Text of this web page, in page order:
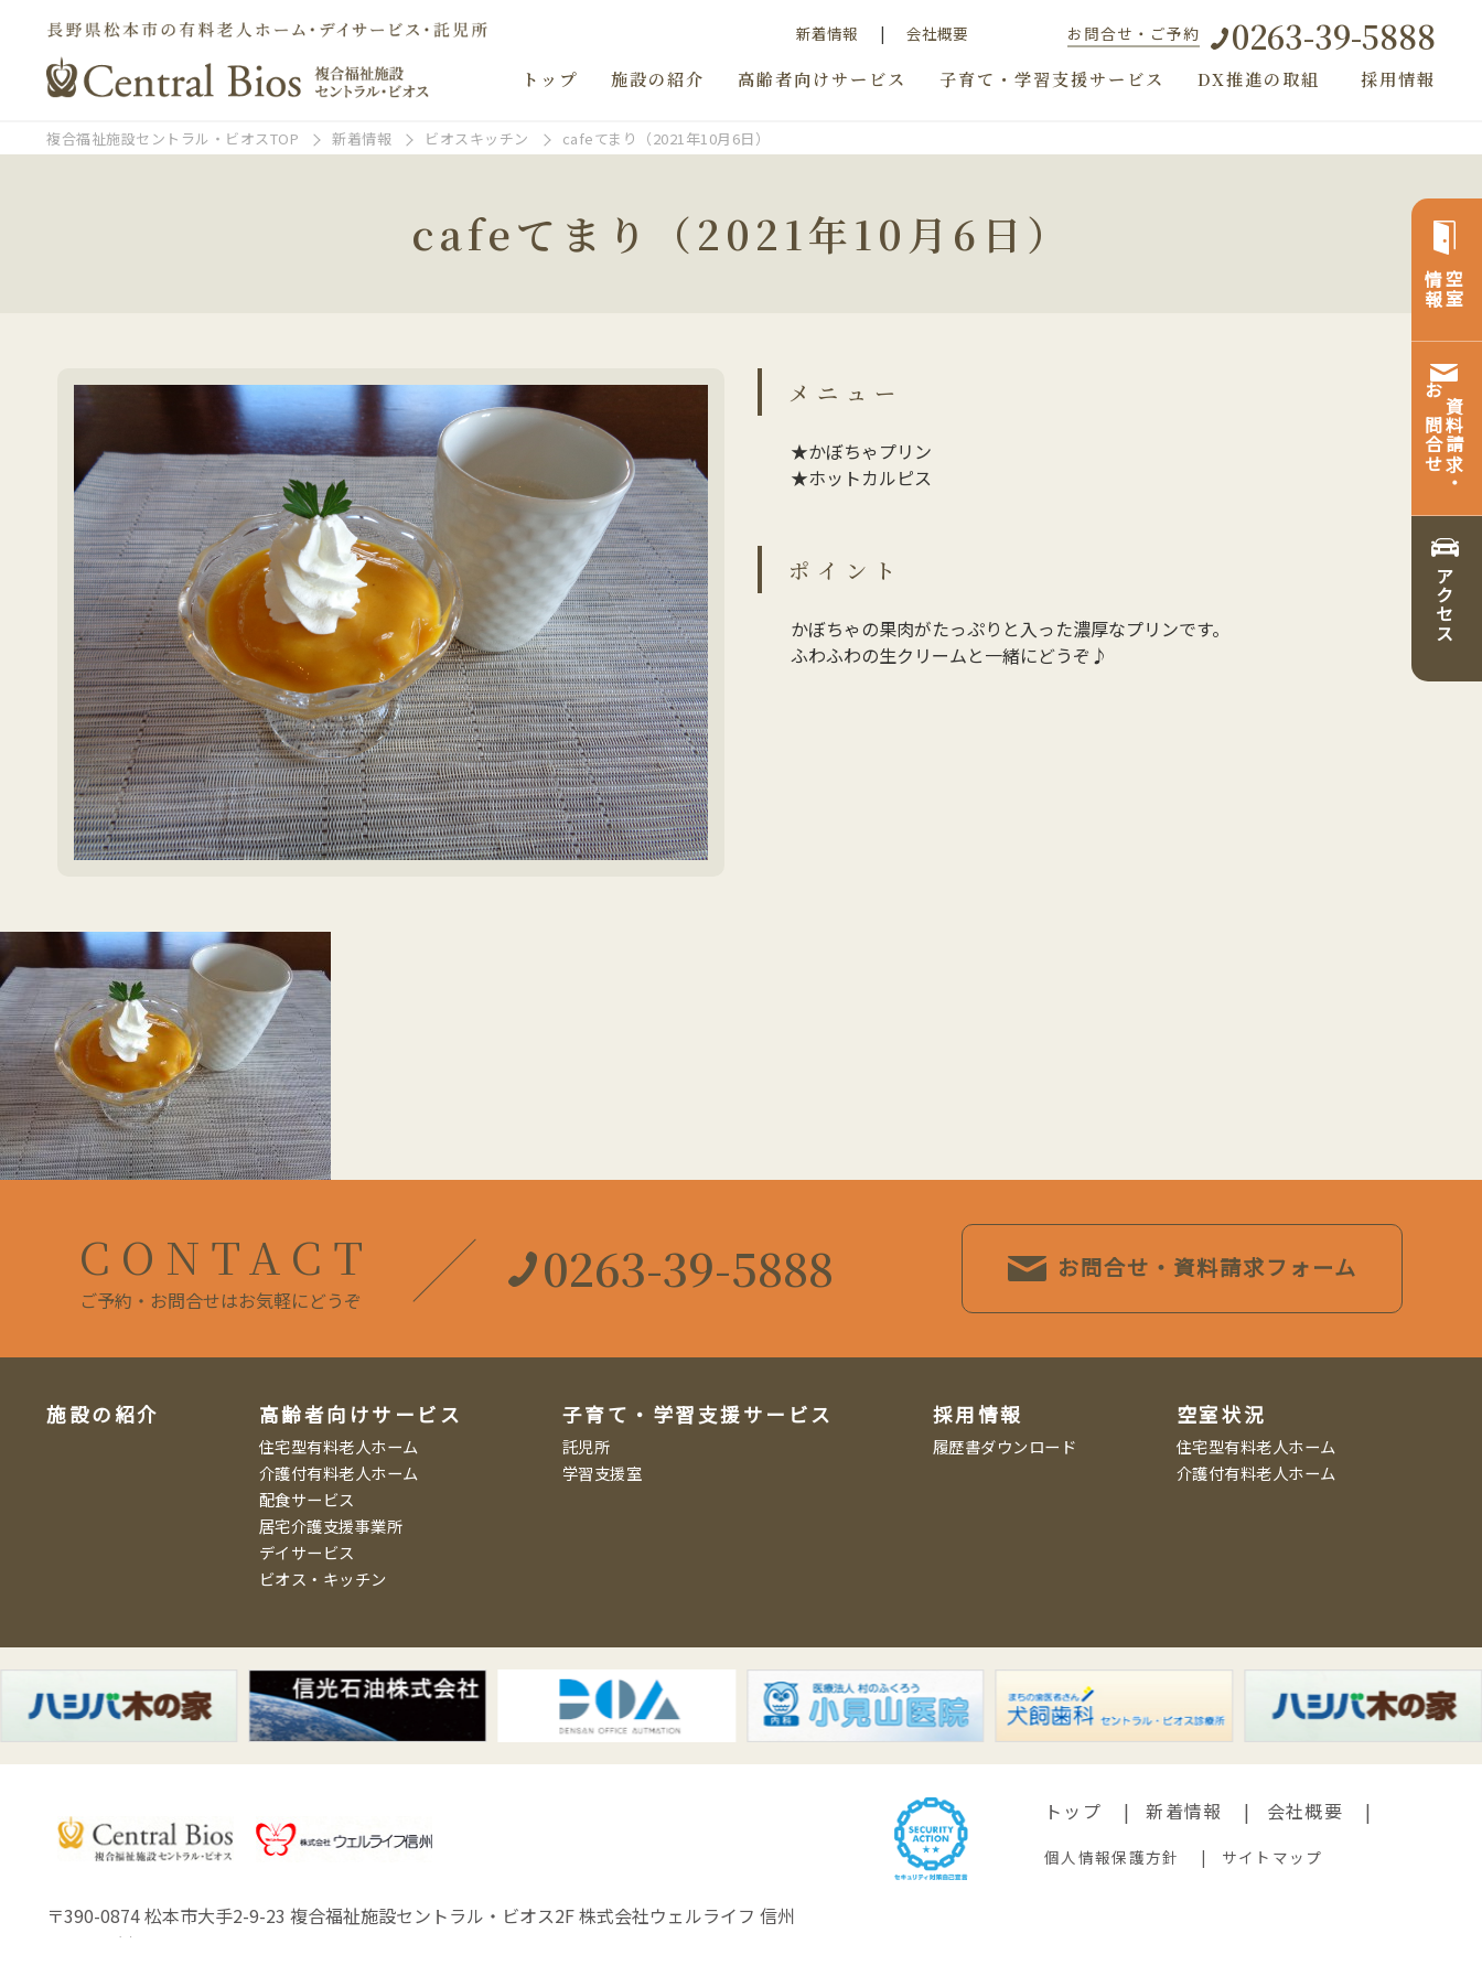
新着情報 会社概要 お問合せ・ご予約 0263-39-5888
トップ 施設の紹介 高齢者向けサービス 子育て・学習支援サービス DX推進の取組 採用情報
複合福祉施設セントラル・ビオスTOP 新着情報 ビオスキッチン cafeてまり（2021年10月6日）
cafeてまり（2021年10月6日）
空室
情報
資料請求・
お問合せ
アクセス
メニュー
★かぼちゃプリン
★ホットカルピス
ポイント
かぼちゃの果肉がたっぷりと入った濃厚なプリンです。
ふわふわの生クリームと一緒にどうぞ♪
CONTACT
ご予約・お問合せはお気軽にどうぞ
0263-39-5888 お問合せ・資料請求フォーム
施設の紹介 高齢者向けサービス
住宅型有料老人ホーム
介護付有料老人ホーム
配食サービス
居宅介護支援事業所
デイサービス
ビオス・キッチン
子育て・学習支援サービス
託児所
学習支援室
採用情報
履歴書ダウンロード
空室状況
住宅型有料老人ホーム
介護付有料老人ホーム
トップ 新着情報 会社概要
個人情報保護方針 サイトマップ
〒390-0874 松本市大手2-9-23 複合福祉施設セントラル・ビオス2F株式会社ウェルライフ 信州
Copyright (C) Well Life Shinsyu.Co.,Ltd.All Rights Reserved.